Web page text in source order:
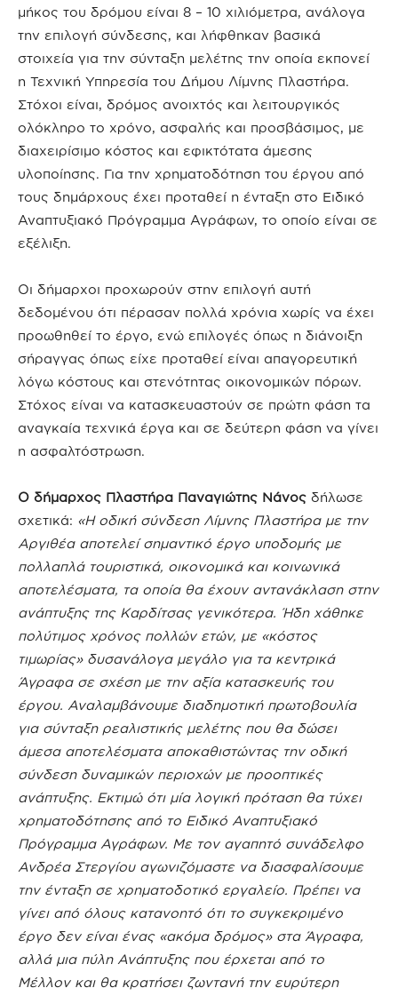
μήκος του δρόμου είναι 8 – 10 χιλιόμετρα, ανάλογα
την επιλογή σύνδεσης, και λήφθηκαν βασικά
στοιχεία για την σύνταξη μελέτης την οποία εκπονεί
η Τεχνική Υπηρεσία του Δήμου Λίμνης Πλαστήρα.
Στόχοι είναι, δρόμος ανοιχτός και λειτουργικός
ολόκληρο το χρόνο, ασφαλής και προσβάσιμος, με
διαχειρίσιμο κόστος και εφικτότατα άμεσης
υλοποίησης. Για την χρηματοδότηση του έργου από
τους δημάρχους έχει προταθεί η ένταξη στο Ειδικό
Αναπτυξιακό Πρόγραμμα Αγράφων, το οποίο είναι σε
εξέλιξη.
Οι δήμαρχοι προχωρούν στην επιλογή αυτή
δεδομένου ότι πέρασαν πολλά χρόνια χωρίς να έχει
προωθηθεί το έργο, ενώ επιλογές όπως η διάνοιξη
σήραγγας όπως είχε προταθεί είναι απαγορευτική
λόγω κόστους και στενότητας οικονομικών πόρων.
Στόχος είναι να κατασκευαστούν σε πρώτη φάση τα
αναγκαία τεχνικά έργα και σε δεύτερη φάση να γίνει
η ασφαλτόστρωση.
Ο δήμαρχος Πλαστήρα Παναγιώτης Νάνος δήλωσε
σχετικά: «Η οδική σύνδεση Λίμνης Πλαστήρα με την
Αργιθέα αποτελεί σημαντικό έργο υποδομής με
πολλαπλά τουριστικά, οικονομικά και κοινωνικά
αποτελέσματα, τα οποία θα έχουν αντανάκλαση στην
ανάπτυξης της Καρδίτσας γενικότερα. Ήδη χάθηκε
πολύτιμος χρόνος πολλών ετών, με «κόστος
τιμωρίας» δυσανάλογα μεγάλο για τα κεντρικά
Άγραφα σε σχέση με την αξία κατασκευής του
έργου. Αναλαμβάνουμε διαδημοτική πρωτοβουλία
για σύνταξη ρεαλιστικής μελέτης που θα δώσει
άμεσα αποτελέσματα αποκαθιστώντας την οδική
σύνδεση δυναμικών περιοχών με προοπτικές
ανάπτυξης. Εκτιμώ ότι μία λογική πρόταση θα τύχει
χρηματοδότησης από το Ειδικό Αναπτυξιακό
Πρόγραμμα Αγράφων. Με τον αγαπητό συνάδελφο
Ανδρέα Στεργίου αγωνιζόμαστε να διασφαλίσουμε
την ένταξη σε χρηματοδοτικό εργαλείο. Πρέπει να
γίνει από όλους κατανοητό ότι το συγκεκριμένο
έργο δεν είναι ένας «ακόμα δρόμος» στα Άγραφα,
αλλά μια πύλη Ανάπτυξης που έρχεται από το
Μέλλον και θα κρατήσει ζωντανή την ευρύτερη